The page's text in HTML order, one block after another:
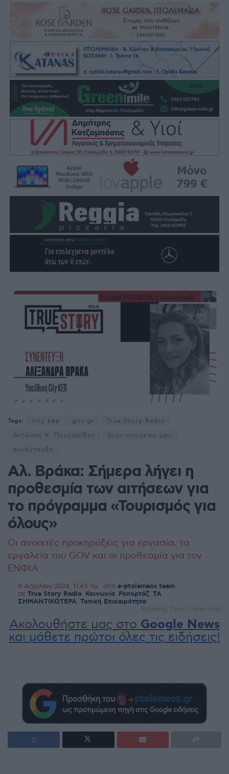
Tags: city kep gov.gr
True Story Radio
Αντώνης Κ. Πουγαρίδης
ζουν αναμεσα μας
συνέντευξη
Αλ. Βράκα: Σήμερα λήγει η
προθεσμία των αιτήσεων για
το πρόγραμμα «Τουρισμός για
όλους»
Οι ανοιχτές προκηρύξεις για εργασία, τα
εργαλεία του GOV και οι προθεσμία για τον
ΕΝΦΙΑ
8 Απριλίου 2024, 11:43 πμ από e-ptolemeos team
σε True Story Radio Κοινωνία Ρεπορτάζ ΤΑ
ΣΗΜΑΝΤΙΚΟΤΕΡΑ Τοπική Επικαιρότητα
Reading Time: 1 min read
Ακολουθήστε μας στο Google News
και μάθετε πρώτοι όλες τις ειδήσεις!